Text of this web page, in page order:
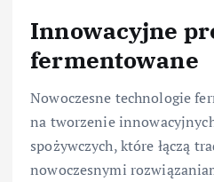
Innowacyjne
fermentowane
Nowoczesne technologie
na tworzenie
spożywczych, które łączą
nowoczesnymi